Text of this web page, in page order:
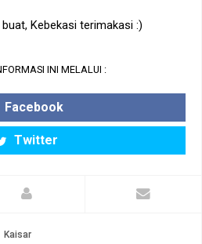
Kebekasi terimakasi :)
INI MELALUI :
Facebook
Twitter